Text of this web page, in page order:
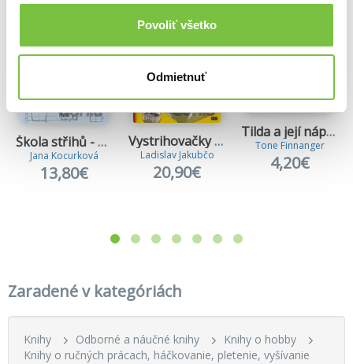
Povoliť všetko
Odmietnuť
Škola střihů - Dámské kalhoty
Jana Kocurková
13,80€
Vystrihovačky pre malých aj veľkých
Ladislav Jakubčo
20,90€
Tilda a její nápady
Tone Finnanger
4,20€
Zaradené v kategóriách
Knihy Odborné a náučné knihy
Knihy o hobby
Knihy o ručných prácach, háčkovanie, pletenie, vyšívanie